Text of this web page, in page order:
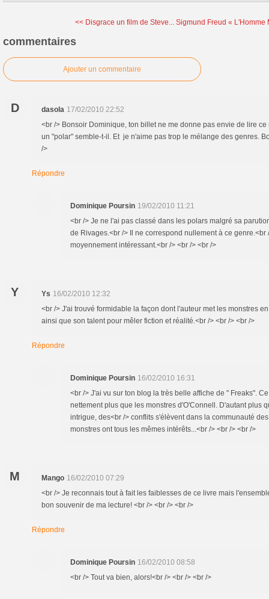
<< Disgrace un film de Steve... Sigmund Freud « L'Homme
commentaires
Ajouter un commentaire
D dasola 17/02/2010 22:52
<br /> Bonsoir Dominique, ton billet ne me donne pas envie de lire
un "polar" semble-t-il. Et je n'aime pas trop le mélange des genres.
/>
Répondre
Dominique Poursin 19/02/2010 11:21
<br /> Je ne l'ai pas classé dans les polars malgré sa
de Rivages.<br /> Il ne correspond nullement à ce genre.<br
moyennement intéressant.<br /> <br /> <br />
Y Ys 16/02/2010 12:32
<br /> J'ai trouvé formidable la façon dont l'auteur met les monstres
ainsi que son talent pour mêler fiction et réalité.<br /> <br /> <br />
Répondre
Dominique Poursin 16/02/2010 16:31
<br /> J'ai vu sur ton blog la très belle affiche de " Freaks".
nettement plus que les monstres d'O'Connell. D'autant plus
intrigue, des<br /> conflits s'élèvent dans la communauté
monstres ont tous les mêmes intérêts...<br /> <br /> <br />
M Mango 16/02/2010 07:29
<br /> Je reconnais tout à fait les faiblesses de ce livre mais
bon souvenir de ma lecture! <br /> <br /> <br />
Répondre
Dominique Poursin 16/02/2010 08:58
<br /> Tout va bien, alors!<br /> <br /> <br />